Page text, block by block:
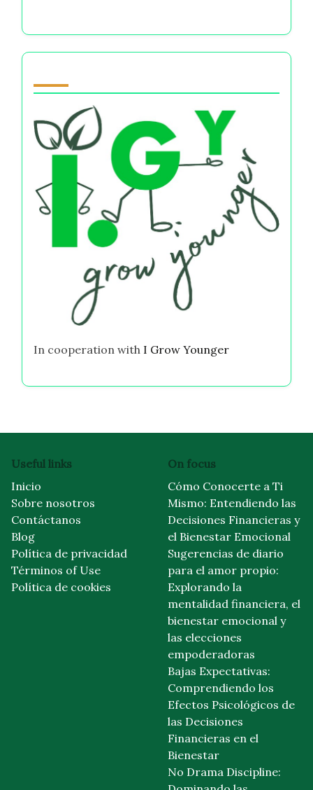
In cooperation with I Grow Younger
Useful links
Inicio
Sobre nosotros
Contáctanos
Blog
Política de privacidad
Términos of Use
Política de cookies
On focus
Cómo Conocerte a Ti
Mismo: Entendiendo las
Decisiones Financieras y
el Bienestar Emocional
Sugerencias de diario
para el amor propio:
Explorando la
mentalidad financiera, el
bienestar emocional y
las elecciones
empoderadoras
Bajas Expectativas:
Comprendiendo los
Efectos Psicológicos de
las Decisiones
Financieras en el
Bienestar
No Drama Discipline: